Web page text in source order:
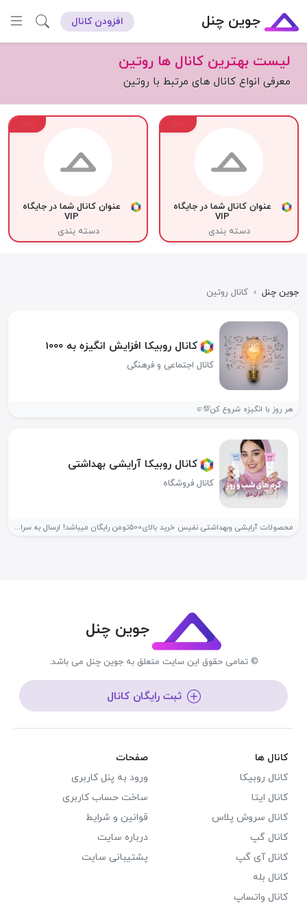
جوین چنل افزودن کانال
لیست بهترین کانال ها روتین
معرفی انواع کانال های مرتبط با روتین
عنوان کانال شما در جایگاه
VIP
دسته بندی
عنوان کانال شما در جایگاه
VIP
دسته بندی
جوین چنل › کانال روتین
کانال روبیکا افزایش انگیزه به 1000
کانال اجتماعی و فرهنگی
هر روز با انگیزه شروع کن💯🤛
کانال روبیکا آرایشی بهداشتی
کانال فروشگاه
محصولات آرایشی وبهداشتی نفیس خرید بالای500تومن رایگان میباشد! ارسال به سراسر کشور📌...
جوین چنل
© تمامی حقوق این سایت متعلق به جوین چنل می باشد.
ثبت رایگان کانال
کانال ها
کانال روبیکا
کانال ایتا
کانال سروش پلاس
کانال گپ
کانال آی گپ
کانال بله
کانال واتساپ
صفحات
ورود به پنل کاربری
ساخت حساب کاربری
قوانین و شرایط
درباره سایت
پشتیبانی سایت